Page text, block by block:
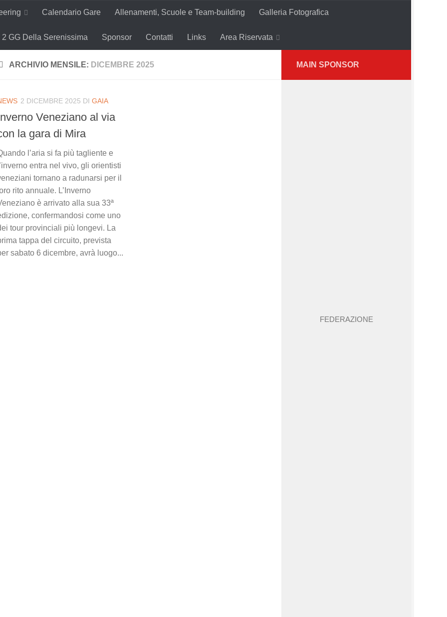
Calendario Gare Allenamenti, Scuole e Team-building Galleria Fotografica
2 GG Della Serenissima Sponsor Contatti Links Area Riservata
ARCHIVIO MENSILE: DICEMBRE 2025
2 DICEMBRE 2025 DI GAIA
Veneziano al via
la gara di Mira
l’aria si fa più tagliente e
l’inverno entra nel vivo, gli orientisti
tornano a radunarsi per il
rito annuale. L’Inverno
è arrivato alla sua 33ª
confermandosi come uno
tour provinciali più longevi. La
tappa del circuito, prevista
sabato 6 dicembre, avrà luogo...
MAIN SPONSOR
FEDERAZIONE